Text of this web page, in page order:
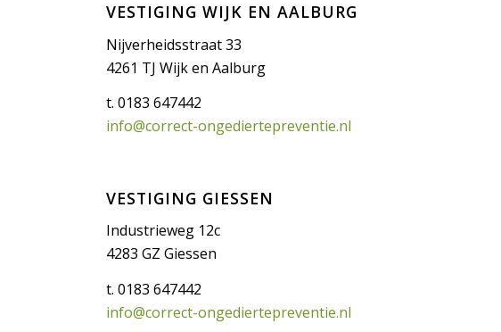
VESTIGING WIJK EN AALBURG
Nijverheidsstraat 33
4261 TJ Wijk en Aalburg
t. 0183 647442
info@correct-ongediertepreventie.nl
VESTIGING GIESSEN
Industrieweg 12c
4283 GZ Giessen
t. 0183 647442
info@correct-ongediertepreventie.nl